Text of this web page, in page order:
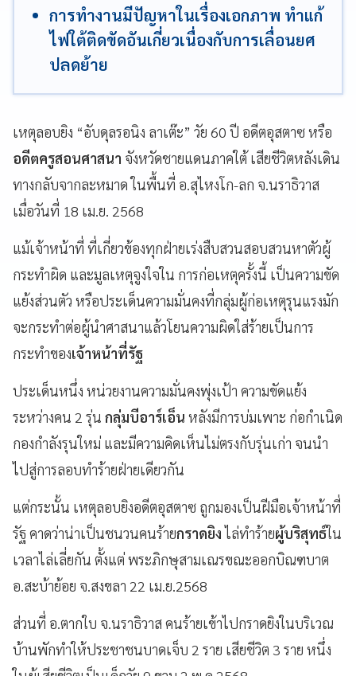
การทำงานมีปัญหาในเรื่องเอกภาพ ทำแก้
ไฟใต้ติดขัดอันเกี่ยวเนื่องกับการเลื่อนยศ
ปลดย้าย
เหตุลอบยิง “อับดุลรอนิง ลาเต๊ะ” วัย 60 ปี อดีตอุสตาซ หรือ
อดีตครูสอนศาสนา จังหวัดชายแดนภาคใต้ เสียชีวิตหลังเดิน
ทางกลับจากละหมาด ในพื้นที่ อ.สุไหงโก-ลก จ.นราธิวาส
เมื่อวันที่ 18 เม.ย. 2568
แม้เจ้าหน้าที่ ที่เกี่ยวข้องทุกฝ่ายเร่งสืบสวนสอบสวนหาตัวผู้
กระทำผิด และมูลเหตุจูงใจใน การก่อเหตุครั้งนี้ เป็นความขัด
แย้งส่วนตัว หรือประเด็นความมั่นคงที่กลุ่มผู้ก่อเหตุรุนแรงมัก
จะกระทำต่อผู้นำศาสนาแล้วโยนความผิดใส่ร้ายเป็นการ
กระทำของเจ้าหน้าที่รัฐ
ประเด็นหนึ่ง หน่วยงานความมั่นคงพุ่งเป้า ความขัดแย้ง
ระหว่างคน 2 รุ่น กลุ่มบีอาร์เอ็น หลังมีการบ่มเพาะ ก่อกำเนิด
กองกำลังรุนใหม่ และมีความคิดเห็นไม่ตรงกับรุ่นเก่า จนนำ
ไปสู่การลอบทำร้ายฝ่ายเดียวกัน
แต่กระนั้น เหตุลอบยิงอดีตอุสตาซ ถูกมองเป็นฝีมือเจ้าหน้าที่
รัฐ คาดว่าน่าเป็นชนวนคนร้ายกราดยิงไล่ทำร้ายผู้บริสุทธ์ใน
เวลาไล่เลี่ยกัน ตั้งแต่ พระภิกษุสามเณรขณะออกบิณฑบาต
อ.สะบ้าย้อย จ.สงขลา 22 เม.ย.2568
ส่วนที่ อ.ตากใบ จ.นราธิวาส คนร้ายเข้าไปกราดยิงในบริเวณ
บ้านพักทำให้ประชาชนบาดเจ็บ 2 ราย เสียชีวิต 3 ราย หนึ่ง